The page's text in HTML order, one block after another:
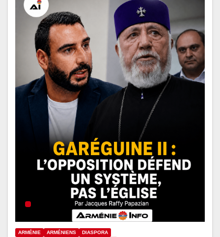
ARMÉNIE ARMÉNIENS
DIASPORA